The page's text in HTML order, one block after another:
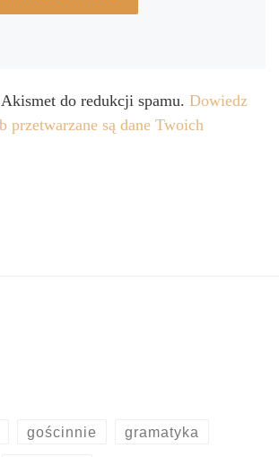
do redukcji spamu. Dowiedz
przetwarzane są dane Twoich
gościnnie gramatyka